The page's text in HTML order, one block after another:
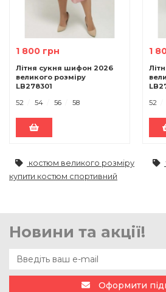
1 800 грн
Літня сукня шифон 2026
великого розміру
LB278301
52
54 56 58
1
52
костюм великого розміру
купити костюм спортивний
Новини та акції!
Оформити